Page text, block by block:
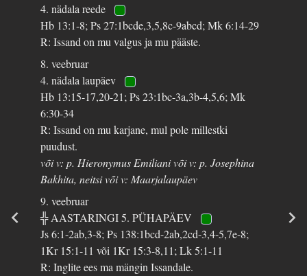
4. nädala reede
Hb 13:1-8; Ps 27:1bcde,3,5,8c-9abcd; Mk 6:14-29
R: Issand on mu valgus ja mu pääste.
8. veebruar
4. nädala laupäev
Hb 13:15-17,20-21; Ps 23:1bc-3a,3b-4,5,6; Mk
6:30-34
R: Issand on mu karjane, mul pole millestki
puudust.
või v: p. Hieronymus Emiliani või v: p. Josephina
Bakhita, neitsi või v: Maarjalaupäev
9. veebruar
╬ AASTARINGI 5. PÜHAPÄEV
Js 6:1-2ab,3-8; Ps 138:1bcd-2ab,2cd-3,4-5,7e-8;
1Kr 15:1-11 või 1Kr 15:3-8,11; Lk 5:1-11
R: Inglite ees ma mängin Issandale.